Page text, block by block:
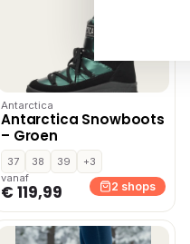
Antarctica
Antarctica Snowboots
– Groen
37 38 39
+3
vanaf
€ 119,99 2 shops